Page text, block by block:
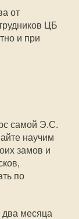
от
ЦБ
и при
самой Э.С.
научим
замов и
по
два месяца